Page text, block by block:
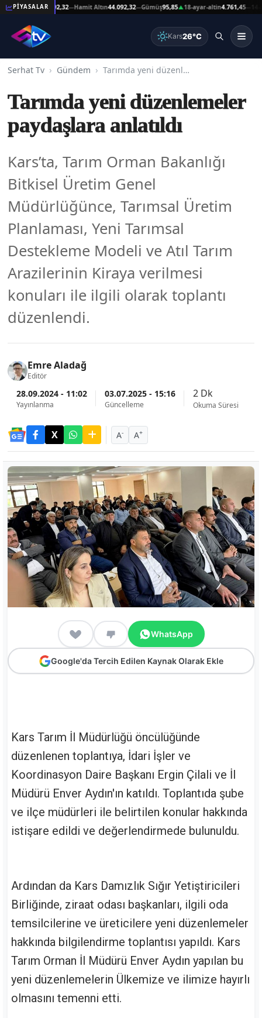
PİYASALAR
Altın44.092,32 —Hamit Altın44.092,32—Gümüş95,85▲18-ayar-altin4.761,45—14-ayar-
Kars26°C
Serhat Tv Gündem Tarımda yeni düzenlemeler paydaşlara anlatıldı
Tarımda yeni düzenlemeler
paydaşlara anlatıldı
Kars’ta, Tarım Orman Bakanlığı
Bitkisel Üretim Genel
Müdürlüğünce, Tarımsal Üretim
Planlaması, Yeni Tarımsal
Destekleme Modeli ve Atıl Tarım
Arazilerinin Kiraya verilmesi
konuları ile ilgili olarak toplantı
düzenlendi.
Emre Aladağ
Editör
28.09.2024 - 11:02
Yayınlanma
03.07.2025 - 15:16
Güncelleme
2 Dk
Okuma Süresi
A- A+
WhatsApp
Google'da Tercih Edilen Kaynak Olarak Ekle
Kars Tarım İl Müdürlüğü öncülüğünde
düzenlenen toplantıya, İdari İşler ve
Koordinasyon Daire Başkanı Ergin Çilali ve İl
Müdürü Enver Aydın'ın katıldı. Toplantıda şube
ve ilçe müdürleri ile belirtilen konular hakkında
istişare edildi ve değerlendirmede bulunuldu.
Ardından da Kars Damızlık Sığır Yetiştiricileri
Birliğinde, ziraat odası başkanları, ilgili oda
temsilcilerine ve üreticilere yeni düzenlemeler
hakkında bilgilendirme toplantısı yapıldı. Kars
Tarım Orman İl Müdürü Enver Aydın yapılan bu
yeni düzenlemelerin Ülkemize ve ilimize hayırlı
olmasını temenni etti.